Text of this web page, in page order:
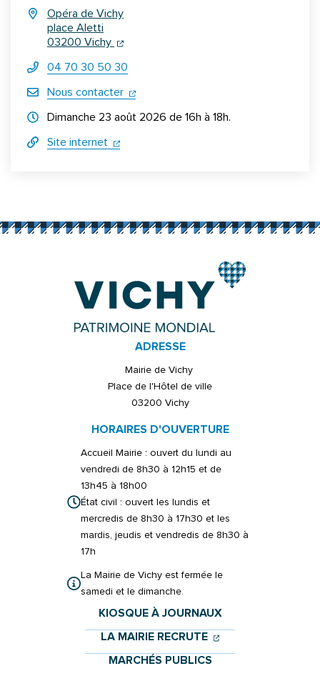
Opéra de Vichy
place Aletti
03200 Vichy (ouverture dans un nouvel onglet)
(ouverture dans un nouvel onglet)
04 70 30 50 30
Nous contacter
(ouverture dans un nouvel onglet)
Horraires d'ouverture
Dimanche 23 août 2026 de 16h à 18h.
Site internet (ouverture dans un nouvel onglet)
(ouverture dans un nouvel onglet)
ADRESSE
Mairie de Vichy
Place de l'Hôtel de ville
03200 Vichy
HORAIRES D'OUVERTURE
Accueil Mairie : ouvert du lundi au
vendredi de 8h30 à 12h15 et de
13h45 à 18h00
État civil : ouvert les lundis et
mercredis de 8h30 à 17h30 et les
mardis, jeudis et vendredis de 8h30 à
17h
La Mairie de Vichy est fermée le
samedi et le dimanche.
KIOSQUE À JOURNAUX
LA MAIRIE RECRUTE (OUVERTURE
(OUVERTURE
MARCHÉS PUBLICS